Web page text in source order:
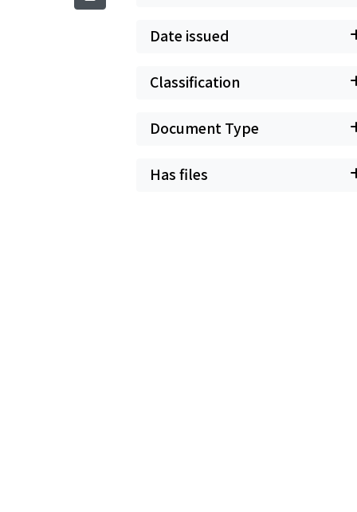
Date issued
Classification
Document Type
Has files